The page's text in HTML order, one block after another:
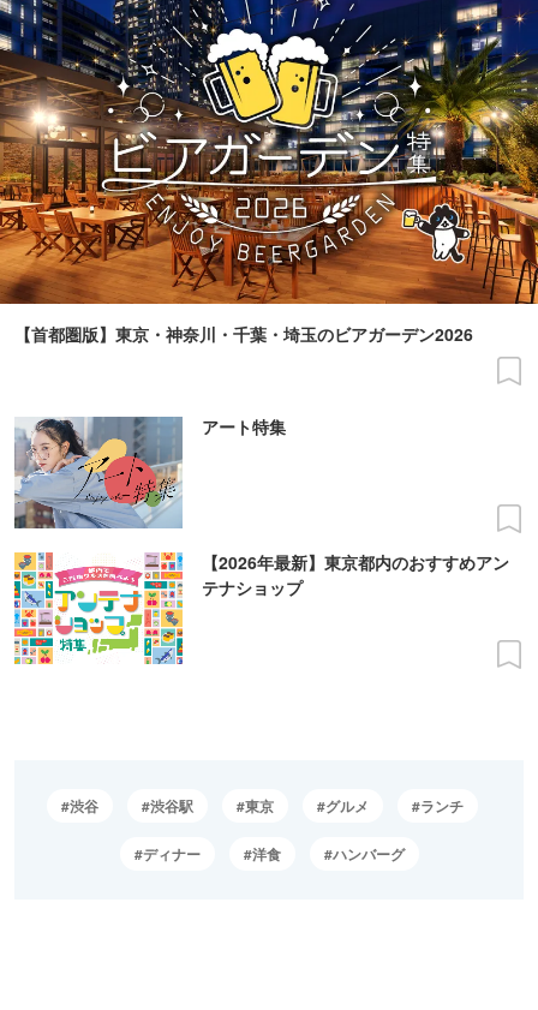
【首都圏版】東京・神奈川・千葉・埼玉のビアガーデン2026
アート特集
【2026年最新】東京都内のおすすめアン
テナショップ
渋谷 渋谷駅 東京 グルメ ランチ
ディナー 洋食 ハンバーグ